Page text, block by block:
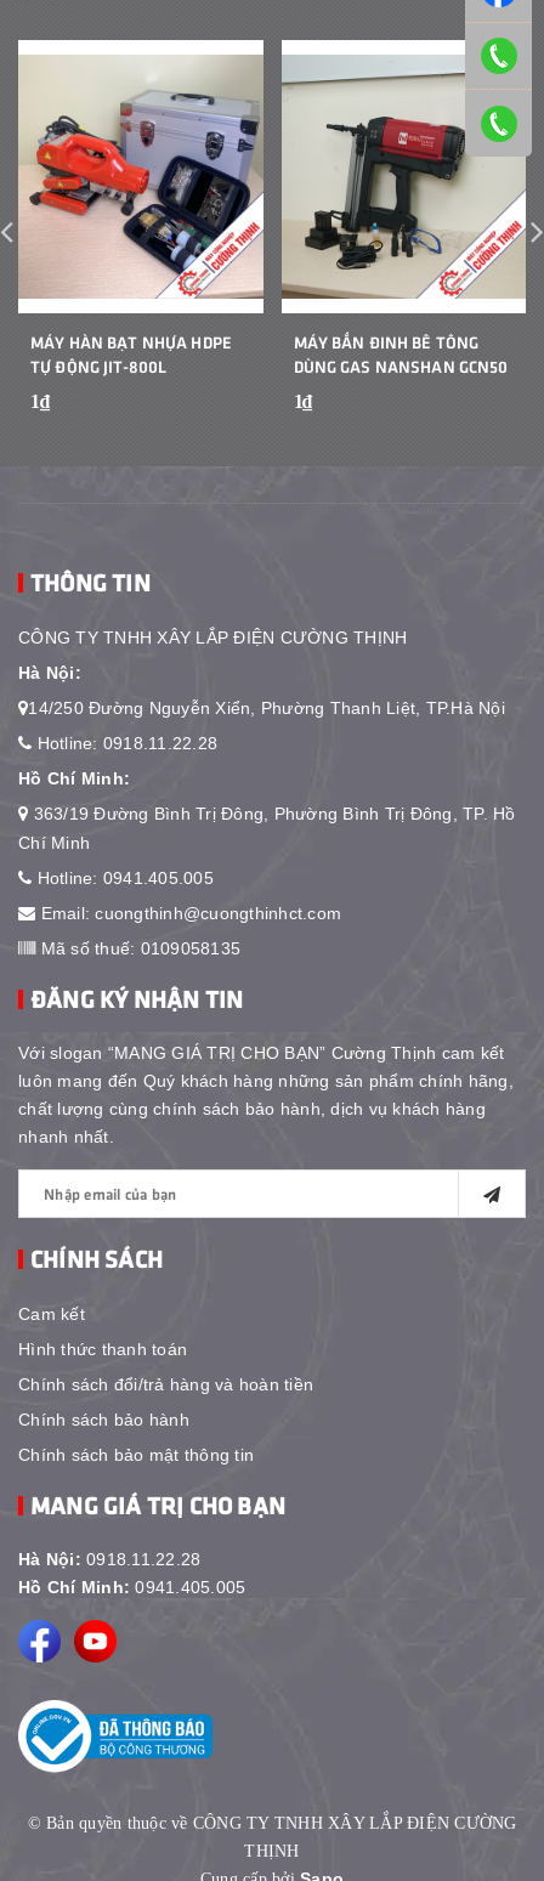
MÁY HÀN BẠT NHỰA HDPE
TỰ ĐỘNG JIT-800L
1₫
MÁY BẮN ĐINH BÊ TÔNG
DÙNG GAS NANSHAN GCN50
1₫
THÔNG TIN
CÔNG TY TNHH XÂY LẮP ĐIỆN CƯỜNG THỊNH
Hà Nội:
14/250 Đường Nguyễn Xiển, Phường Thanh Liệt, TP.Hà Nội
Hotline: 0918.11.22.28
Hồ Chí Minh:
363/19 Đường Bình Trị Đông, Phường Bình Trị Đông, TP. Hồ
Chí Minh
Hotline: 0941.405.005
Email:cuongthinh@cuongthinhct.com
Mã số thuế: 0109058135
ĐĂNG KÝ NHẬN TIN
Với slogan “MANG GIÁ TRỊ CHO BẠN” Cường Thịnh cam kết
luôn mang đến Quý khách hàng những sản phẩm chính hãng,
chất lượng cùng chính sách bảo hành, dịch vụ khách hàng
nhanh nhất.
CHÍNH SÁCH
Cam kết
Hình thức thanh toán
Chính sách đổi/trả hàng và hoàn tiền
Chính sách bảo hành
Chính sách bảo mật thông tin
MANG GIÁ TRỊ CHO BẠN
Hà Nội: 0918.11.22.28
Hồ Chí Minh:0941.405.005
© Bản quyền thuộc về CÔNG TY TNHH XÂY LẮP ĐIỆN CƯỜNG
THỊNH